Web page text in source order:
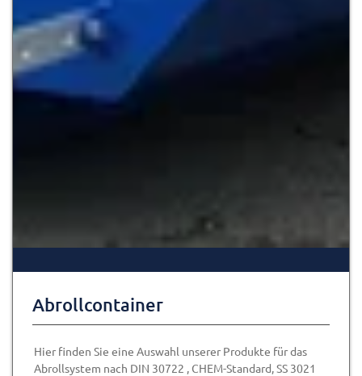
Abrollcontainer
Hier finden Sie eine Auswahl unserer Produkte für das
Abrollsystem nach DIN 30722 , CHEM-Standard, SS 3021